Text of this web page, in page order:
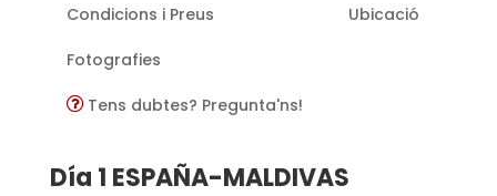
Condicions i Preus Ubicació
Fotografies
Tens dubtes? Pregunta'ns!
Día 1 ESPAÑA-MALDIVAS